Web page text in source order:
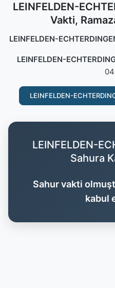
LEINFELDEN-
Vakti,
LEINFELDEN-
LEINFELDEN-
LEINFELDEN-
LEINFELDEN-
Sahura
Sahur vakti
kabul